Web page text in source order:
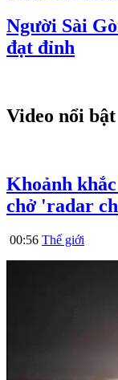
Người Sài
đạt đỉnh
Video nổi bật
Khoảnh
chở 'radar
00:56 Thế giới